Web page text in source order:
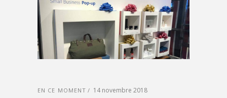
EN CE MOMENT 14 novembre 2018